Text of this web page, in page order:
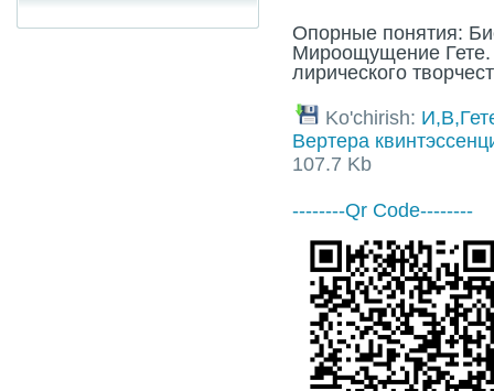
Опорные понятия:
Мироощущение
лирического
Ko'chirish:
Вертера
107.7 Kb
--------Qr Code--------